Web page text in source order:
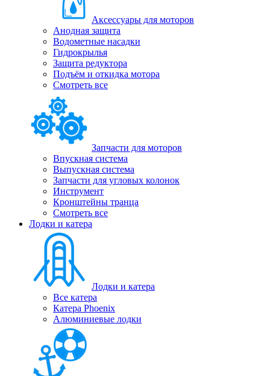
Аксессуары для моторов
Анодная защита
Водометные насадки
Гидрокрылья
Защита редуктора
Подъём и откидка мотора
Смотреть все
Запчасти для моторов
Впускная система
Выпускная система
Запчасти для угловых колонок
Инструмент
Кронштейны транца
Смотреть все
Лодки и катера
Лодки и катера
Все катера
Катера Phoenix
Алюминиевые лодки